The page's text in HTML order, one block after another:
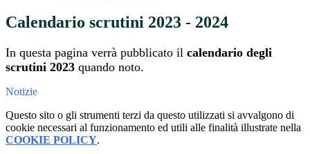
Calendario scrutini 2023 - 2024
In questa pagina verrà pubblicato il calendario degli
scrutini 2023 quando noto.
Notizie
Questo sito o gli strumenti terzi da questo utilizzati si avvalgono di
cookie necessari al funzionamento ed utili alle finalità illustrate nella
COOKIE POLICY.